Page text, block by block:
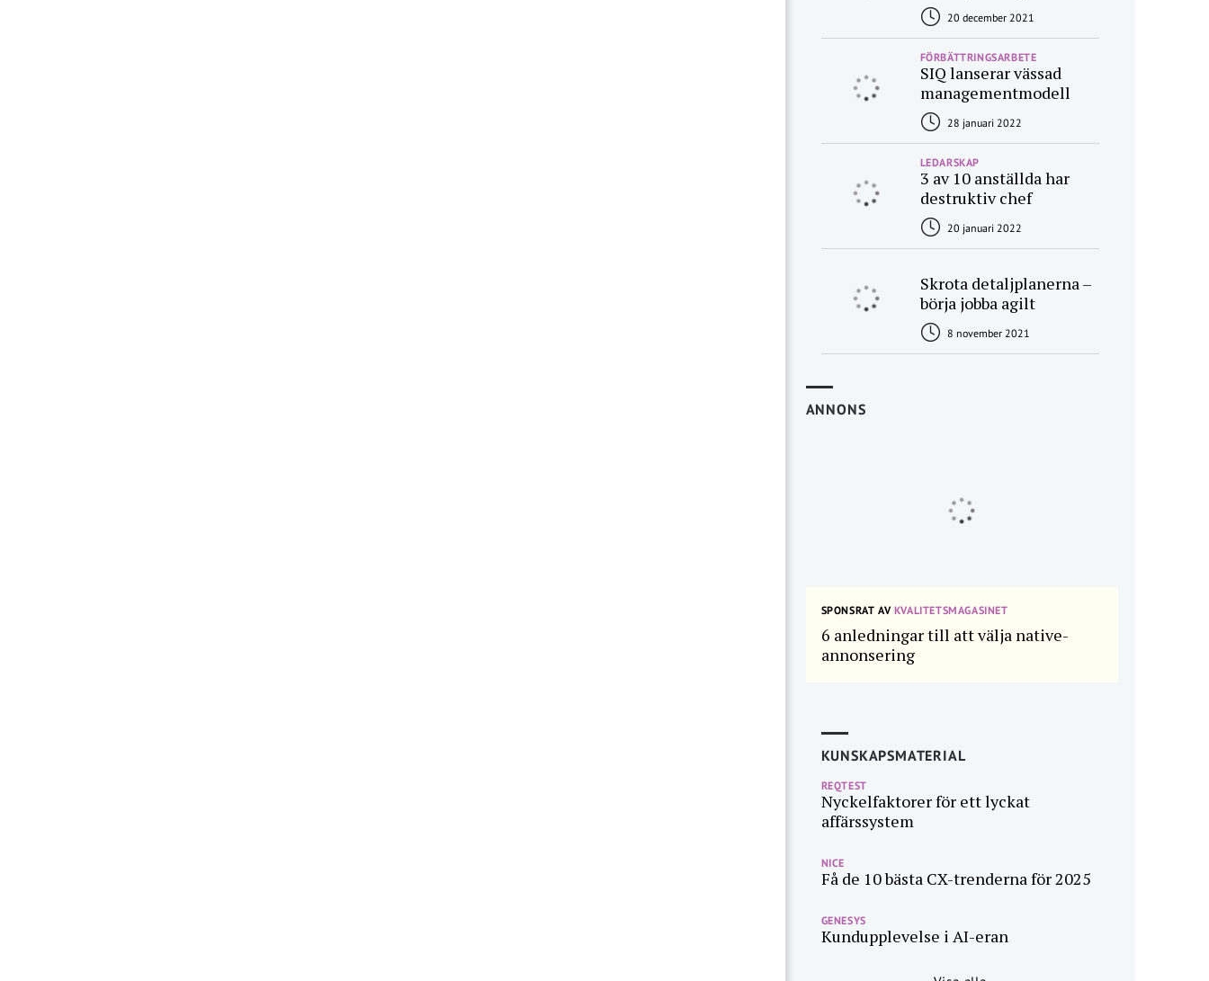
20 december 2021
FÖRBÄTTRINGSARBETE
SIQ lanserar vässad
managementmodell
28 januari 2022
LEDARSKAP
3 av 10 anställda har
destruktiv chef
20 januari 2022
Skrota detaljplanerna –
börja jobba agilt
8 november 2021
ANNONS
SPONSRAT AVKVALITETSMAGASINET
6 anledningar till att välja native-
annonsering
KUNSKAPSMATERIAL
REQTEST
Nyckelfaktorer för ett lyckat
affärssystem
NICE
Få de 10 bästa CX-trenderna för 2025
GENESYS
Kundupplevelse i AI-eran